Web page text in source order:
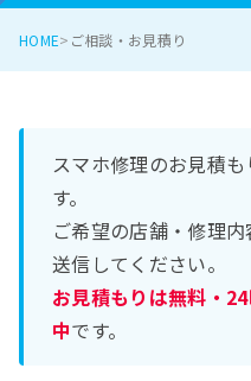
HOME ご相談・お見積り
スマホ修理のお見積
す。
ご希望の店舗・修理
送信してください。
お見積もりは無料・
中です。